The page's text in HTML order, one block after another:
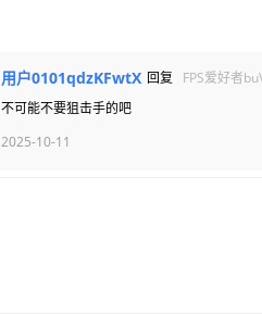
用户0101qdzKFwtX 回复
FPS爱好者
不可能不要狙击手的吧
2025-10-11